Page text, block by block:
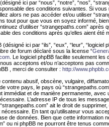
ici par “nous”, “notre”, “nos”,
des conditions suivantes. Si vous
alors ne pas accéder et/ou utiliser
tout pour que vous en soyez informé,
d’utiliser “strangepaths.com” après
des conditions après qu’elles aient été
ici par “ils”, “eux”, “leur”, “logiciel
de forum déclaré sous la license “
. Le logiciel phpBB facilite seulement
acceptons et/ou n’acceptons pas
, merci de consulter : http://
abusif, obscène, vulgaire,
votre pays, le pays où
immédiat et de manière permanente, avec
L’adresse IP de tous les
ait le droit de
En tant qu’utilisateur vous
de données. Bien que cette information
ou ni phpBB ne pourront être tenus